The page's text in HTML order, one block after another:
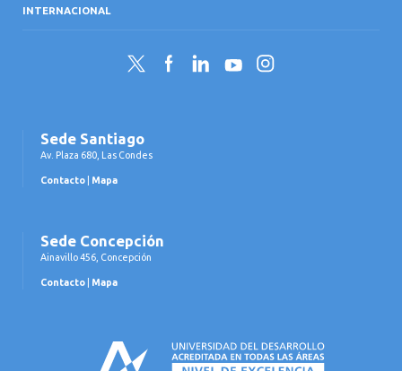
INTERNACIONAL
Twitter FacebookLinkedInYouTubeInstagram
Sede Santiago
Av. Plaza 680, Las Condes
Contacto Mapa
Sede Concepción
Ainavillo 456, Concepción
Contacto Mapa